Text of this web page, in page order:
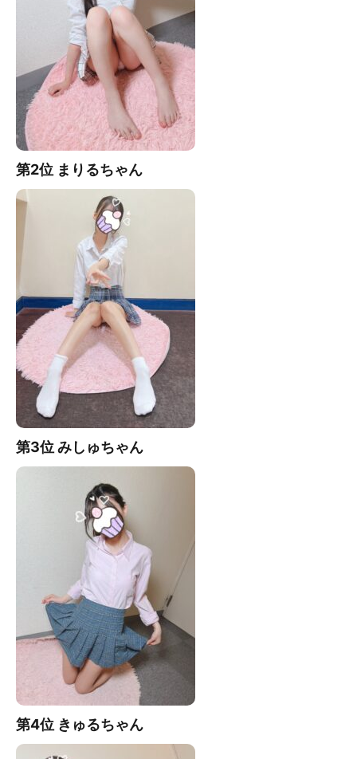
第2位 まりるちゃん
第3位 みしゅちゃん
第4位 きゅるちゃん